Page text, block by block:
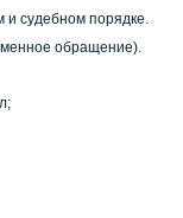
и судебном порядке.
обращение).